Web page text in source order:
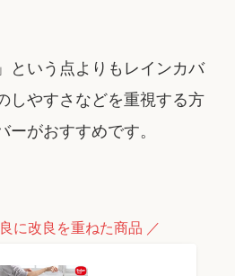
という点よりもレインカバ
しやすさなどを重視する方
ーがおすすめです。
に改良を重ねた商品 ／